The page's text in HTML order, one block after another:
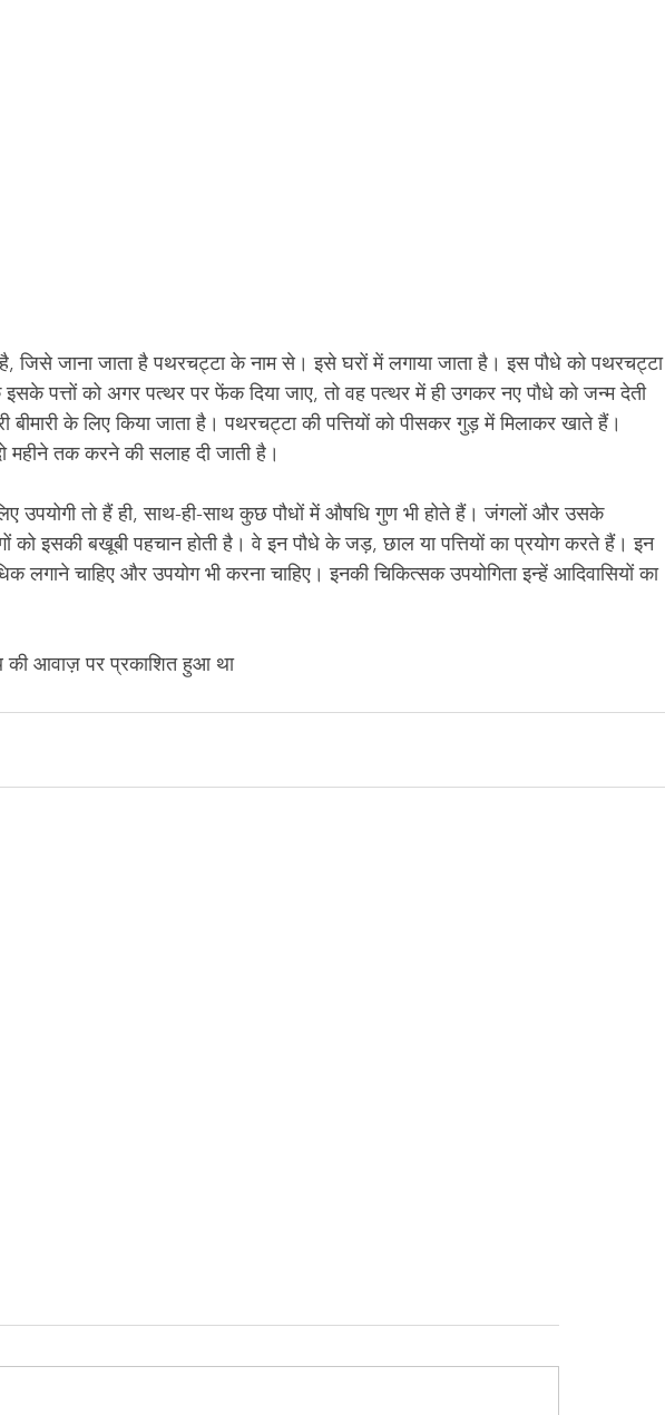
जिसे जाना जाता है पथरचट्टा के नाम से। इसे घरों में लगाया जाता है। इस पौधे को पथरचट्टा
पत्तों को अगर पत्थर पर फेंक दिया जाए, तो वह पत्थर में ही उगकर नए पौधे को जन्म देती
बीमारी के लिए किया जाता है। पथरचट्टा की पत्तियों को पीसकर गुड़ में मिलाकर खाते हैं।
महीने तक करने की सलाह दी जाती है।
उपयोगी तो हैं ही, साथ-ही-साथ कुछ पौधों में औषधि गुण भी होते हैं। जंगलों और उसके
को इसकी बखूबी पहचान होती है। वे इन पौधे के जड़, छाल या पत्तियों का प्रयोग करते हैं। इन
लगाने चाहिए और उपयोग भी करना चाहिए। इनकी चिकित्सक उपयोगिता इन्हें आदिवासियों का
की आवाज़ पर प्रकाशित हुआ था